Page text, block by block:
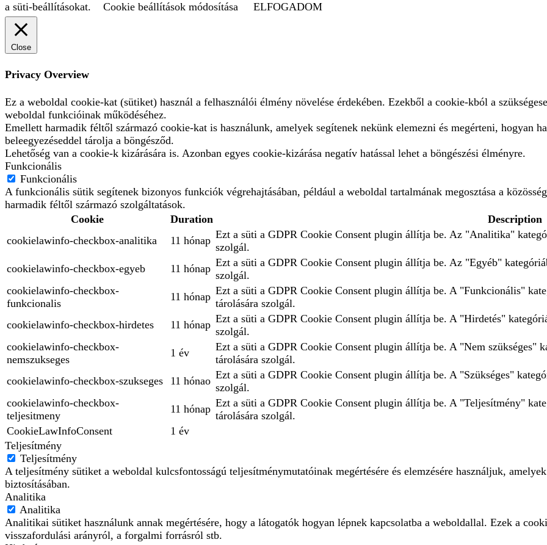
a süti-beállításokat.
Cookie beállítások módosítása ELFOGADOM
Close
Privacy Overview
Ez a weboldal cookie-kat (sütiket) használ a felhasználói élmény növelése érdekében. Ezekből a cookie-kból a
weboldal funkcióinak működéséhez.
Emellett harmadik féltől származó cookie-kat is használunk, amelyek segítenek nekünk elemezni és megérteni, hogyan
beleegyezéseddel tárolja a böngésződ.
Lehetőség van a cookie-k kizárására is. Azonban egyes cookie-kizárása negatív hatással lehet a böngészési élményre.
Funkcionális
Funkcionális
A funkcionális sütik segítenek bizonyos funkciók végrehajtásában, például a weboldal tartalmának megosztása a
harmadik féltől származó szolgáltatások.
Cookie
Duration
Description
cookielawinfo-checkbox-analitika
11 hónap Ezt a süti a GDPR Cookie Consent plugin állítja be. Az "Analitika"
szolgál.
cookielawinfo-checkbox-egyeb
11 hónap Ezt a süti a GDPR Cookie Consent plugin állítja be. Az "Egyéb"
szolgál.
cookielawinfo-checkbox-
funkcionalis
11 hónap Ezt a süti a GDPR Cookie Consent plugin állítja be. A "Funkcionális"
tárolására szolgál.
cookielawinfo-checkbox-hirdetes
11 hónap Ezt a süti a GDPR Cookie Consent plugin állítja be. A "Hirdetés"
szolgál.
cookielawinfo-checkbox-
nemszukseges
1 év
Ezt a süti a GDPR Cookie Consent plugin állítja be. A "Nem szükséges"
tárolására szolgál.
cookielawinfo-checkbox-szukseges
11 hónao Ezt a süti a GDPR Cookie Consent plugin állítja be. A "Szükséges"
szolgál.
cookielawinfo-checkbox-
teljesitmeny
11 hónap Ezt a süti a GDPR Cookie Consent plugin állítja be. A "Teljesítmény"
tárolására szolgál.
CookieLawInfoConsent
1 év
Teljesítmény
Teljesítmény
A teljesítmény sütiket a weboldal kulcsfontosságú teljesítménymutatóinak megértésére és elemzésére használjuk,
biztosításában.
Analitika
Analitika
Analitikai sütiket használunk annak megértésére, hogy a látogatók hogyan lépnek kapcsolatba a weboldallal. Ezek a
visszafordulási arányról, a forgalmi forrásról stb.